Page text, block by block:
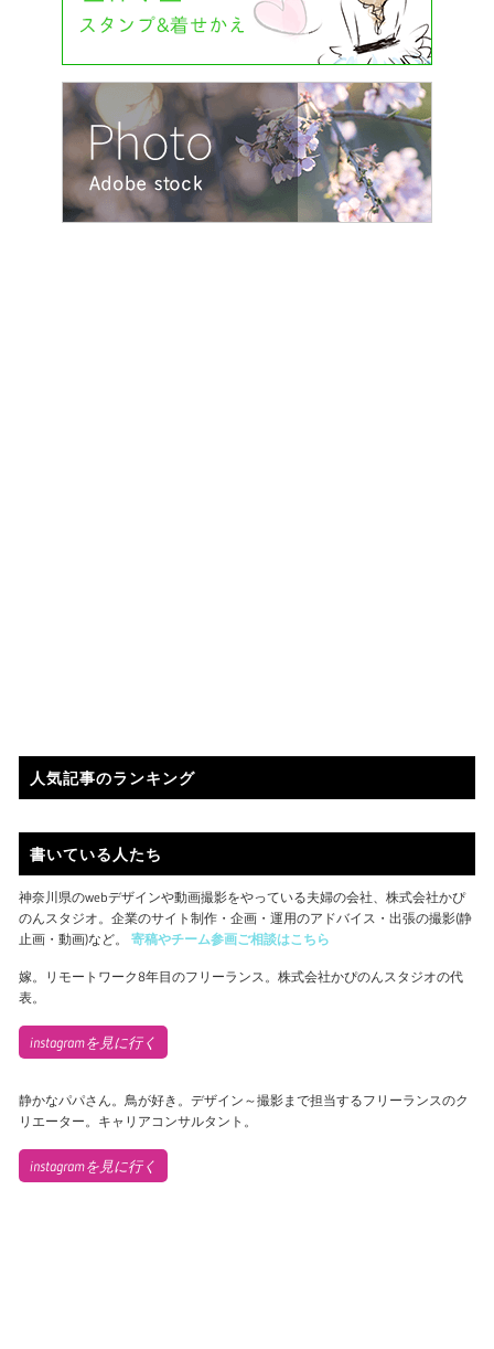
人気記事のランキング
書いている人たち
神奈川県のwebデザインや動画撮影をやっている夫婦の会社、株式会社かぴ
のんスタジオ。企業のサイト制作・企画・運用のアドバイス・出張の撮影(静
止画・動画)など。 寄稿やチーム参画ご相談はこちら
嫁。リモートワーク8年目のフリーランス。株式会社かぴのんスタジオの代
表。
instagramを見に行く
静かなパパさん。鳥が好き。デザイン～撮影まで担当するフリーランスのク
リエーター。キャリアコンサルタント。
instagramを見に行く